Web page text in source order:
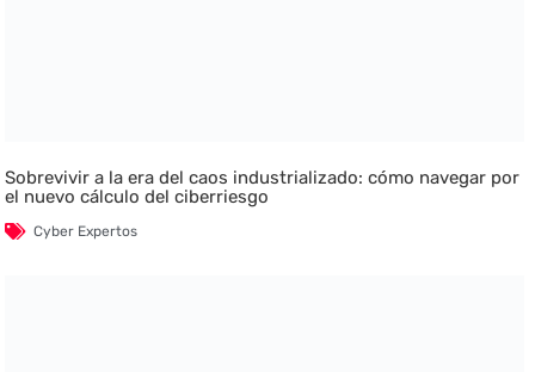
Sobrevivir a la era del caos industrializado: cómo navegar por
el nuevo cálculo del ciberriesgo
Cyber Expertos